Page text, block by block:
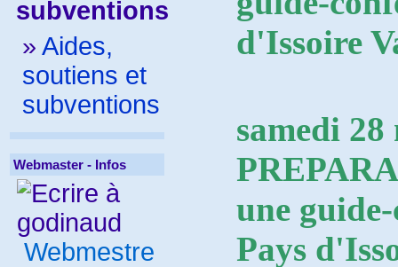
subventions
» Aides,
soutiens et
subventions
Webmaster - Infos
Webmestre
d'Issoire
samedi
une
Pays